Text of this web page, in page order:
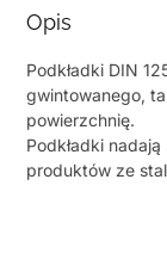
Opis
Podkładki DIN
gwintowanego,
powierzchnię.
Podkładki
produktów ze